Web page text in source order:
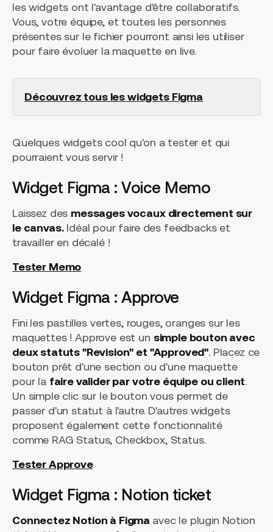
les widgets ont l'avantage d'être collaboratifs.
Vous, votre équipe, et toutes les personnes
présentes sur le fichier pourront ainsi les utiliser
pour faire évoluer la maquette en live.
Découvrez tous les widgets Figma
Quelques widgets cool qu'on a tester et qui
pourraient vous servir !
Widget Figma : Voice Memo
Laissez des messages vocaux directement sur
le canvas.Idéal pour faire des feedbacks et
travailler en décalé !
Tester Memo
Widget Figma : Approve
Fini les pastilles vertes, rouges, oranges sur les
maquettes ! Approve est un simple bouton avec
deux statuts "Revision" et "Approved". Placez ce
bouton prêt d'une section ou d'une maquette
pour la faire valider par votre équipe ou client.
Un simple clic sur le bouton vous permet de
passer d'un statut à l'autre. D'autres widgets
proposent également cette fonctionnalité
comme RAG Status, Checkbox, Status.
Tester Approve
Widget Figma : Notion ticket
Connectez Notion à Figma avec le plugin Notion